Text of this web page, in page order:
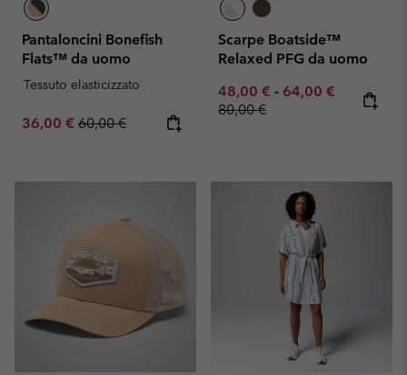
Pantaloncini Bonefish
Flats™ da uomo
Tessuto elasticizzato
Sale price:
36,00 € Regular price:
60,00 €
Scarpe Boatside™
Relaxed PFG da uomo
Minimum sale price:
48,00 € - Maximum sale
64,00 € Regular
80,00 €